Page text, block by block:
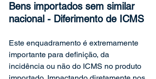
Bens importados sem similar
nacional - Diferimento de ICMS
Este enquadramento é extremamente
importante para definição, da
incidência ou não do ICMS no produto